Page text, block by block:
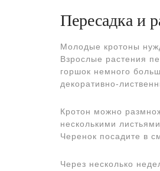
Пересадка и
Молодые кротоны
Взрослые растения
горшок немного
декоративно-
Кротон можно
несколькими
Черенок посадите в
Через несколько